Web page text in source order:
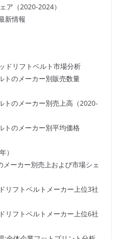
ア（2020-2024）
新情報
ドリフトベルト市場分析
トのメーカー別販売数量
トのメーカー別売上高（2020-
トのメーカー別平均価格
）
ーカー別売上および市場シェ
リフトベルトメーカー上位3社
リフトベルトメーカー上位6社